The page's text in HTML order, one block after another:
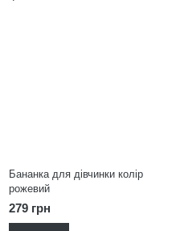
Бананка для дівчинки колір
рожевий
279 грн